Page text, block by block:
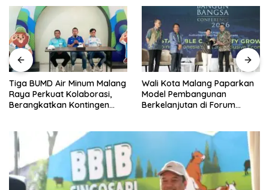
Tiga BUMD Air Minum Malang
Raya Perkuat Kolaborasi,
Berangkatkan Kontingen
Wali Kota Malang Paparkan
Model Pembangunan
Berkelanjutan di Forum